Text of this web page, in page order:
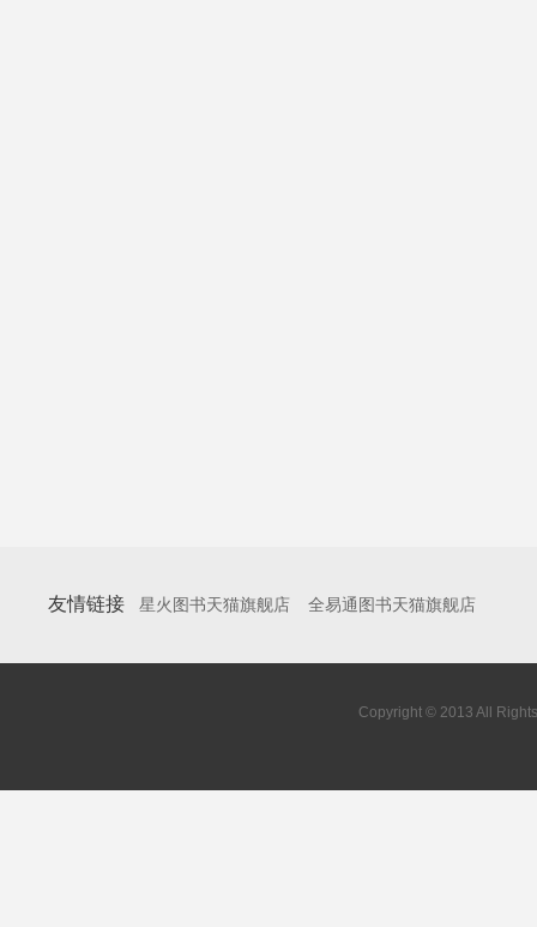
友情链接 星火图书天猫旗舰店 全易通图书天猫旗舰店
Copyright © 2013 All